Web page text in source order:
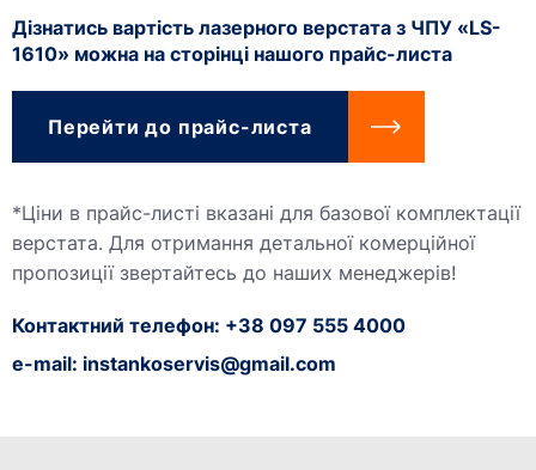
Дізнатись вартість лазерного верстата з ЧПУ «LS-
1610» можна на сторінці нашого прайс-листа
Перейти до прайс-листа
*Ціни в прайс-листі вказані для базової комплектації
верстата. Для отримання детальної комерційної
пропозиції звертайтесь до наших менеджерів!
Контактний телефон: +38 097 555 4000
e-mail: instankoservis@gmail.com